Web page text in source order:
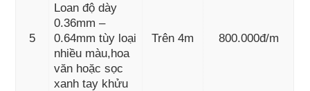
5
Loan độ dày
0.36mm –
0.64mm tùy loại
nhiều màu,hoa
văn hoặc sọc
xanh tay khửu
Trên 4m 800.000đ/m